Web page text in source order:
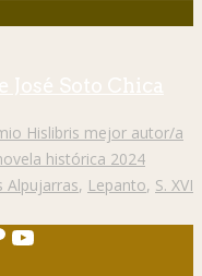
José Soto Chica
Hislibris mejor autor/a
histórica 2024
Alpujarras, Lepanto, S. XVI
YouTube